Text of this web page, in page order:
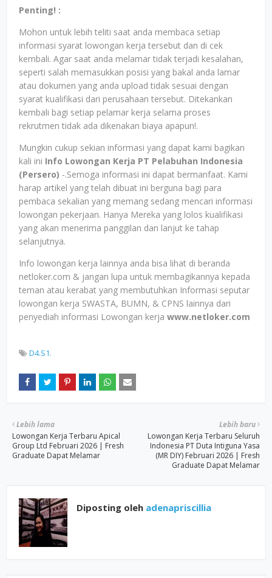
Penting! :
Mohon untuk lebih teliti saat anda membaca setiap
informasi syarat lowongan kerja tersebut dan di cek
kembali. Agar saat anda melamar tidak terjadi kesalahan,
seperti salah memasukkan posisi yang bakal anda lamar
atau dokumen yang anda upload tidak sesuai dengan
syarat kualifikasi dari perusahaan tersebut. Ditekankan
kembali bagi setiap pelamar kerja selama proses
rekrutmen tidak ada dikenakan biaya apapun!.
Mungkin cukup sekian informasi yang dapat kami bagikan
kali ini Info Lowongan Kerja PT Pelabuhan Indonesia
(Persero) -.Semoga informasi ini dapat bermanfaat. Kami
harap artikel yang telah dibuat ini berguna bagi para
pembaca sekalian yang memang sedang mencari informasi
lowongan pekerjaan. Hanya Mereka yang lolos kualifikasi
yang akan menerima panggilan dan lanjut ke tahap
selanjutnya.
Info lowongan kerja lainnya anda bisa lihat di beranda
netloker.com & jangan lupa untuk membagikannya kepada
teman atau kerabat yang membutuhkan Informasi seputar
lowongan kerja SWASTA, BUMN, & CPNS lainnya dari
penyediah informasi Lowongan kerja www.netloker.com
D4.S1.
Lebih baru
Lowongan Kerja Terbaru Seluruh
Indonesia PT Duta Intiguna Yasa
(MR DIY) Februari 2026 | Fresh
Graduate Dapat Melamar
Lebih lama
Lowongan Kerja Terbaru Apical
Group Ltd Februari 2026 | Fresh
Graduate Dapat Melamar
Diposting oleh adenapriscillia